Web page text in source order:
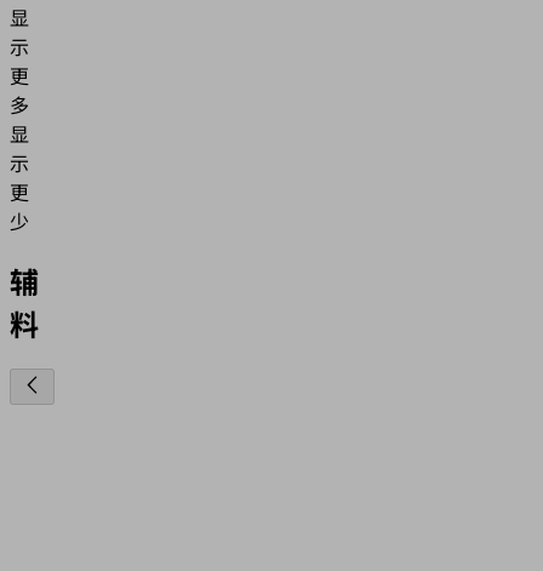
显
示
更
多
显
示
更
少
辅
料